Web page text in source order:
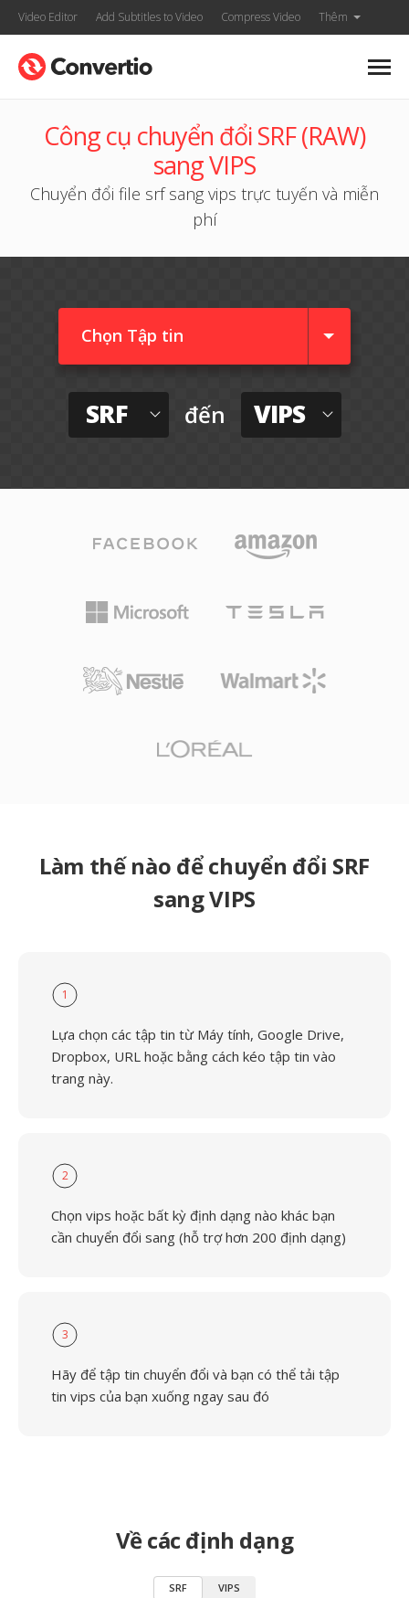
Video Editor Add Subtitles to Video Compress Video Thêm
Công cụ chuyển đổi SRF (RAW)
sang VIPS
Chuyển đổi file srf sang vips trực tuyến và miễn
phí
Chọn Tập tin
SRF đến VIPS
Làm thế nào để chuyển đổi SRF
sang VIPS
1
Lựa chọn các tập tin từ Máy tính, Google Drive,
Dropbox, URL hoặc bằng cách kéo tập tin vào
trang này.
2
Chọn vips hoặc bất kỳ định dạng nào khác bạn
cần chuyển đổi sang (hỗ trợ hơn 200 định dạng)
3
Hãy để tập tin chuyển đổi và bạn có thể tải tập
tin vips của bạn xuống ngay sau đó
Về các định dạng
SRF VIPS